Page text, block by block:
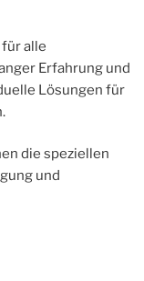
alle
Erfahrung und
Lösungen für
die speziellen
und